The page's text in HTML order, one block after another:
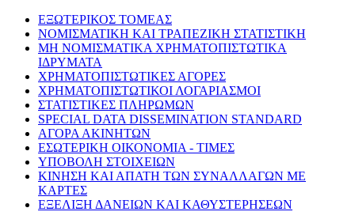
ΕΞΩΤΕΡΙΚΟΣ ΤΟΜΕΑΣ
ΝΟΜΙΣΜΑΤΙΚΗ ΚΑΙ ΤΡΑΠΕΖΙΚΗ ΣΤΑΤΙΣΤΙΚΗ
ΜΗ ΝΟΜΙΣΜΑΤΙΚΑ ΧΡΗΜΑΤΟΠΙΣΤΩΤΙΚΑ
ΙΔΡΥΜΑΤΑ
ΧΡΗΜΑΤΟΠΙΣΤΩΤΙΚΕΣ ΑΓΟΡΕΣ
ΧΡΗΜΑΤΟΠΙΣΤΩΤΙΚΟΙ ΛΟΓΑΡΙΑΣΜΟΙ
ΣΤΑΤΙΣΤΙΚΕΣ ΠΛΗΡΩΜΩΝ
SPECIAL DATA DISSEMINATION STANDARD
ΑΓΟΡΑ ΑΚΙΝΗΤΩΝ
ΕΣΩΤΕΡΙΚΗ ΟΙΚΟΝΟΜΙΑ - ΤΙΜΕΣ
ΥΠΟΒΟΛΗ ΣΤΟΙΧΕΙΩΝ
ΚΙΝΗΣΗ ΚΑΙ ΑΠΑΤΗ ΤΩΝ ΣΥΝΑΛΛΑΓΩΝ ΜΕ
ΚΑΡΤΕΣ
ΕΞΕΛΙΞΗ ΔΑΝΕΙΩΝ ΚΑΙ ΚΑΘΥΣΤΕΡΗΣΕΩΝ